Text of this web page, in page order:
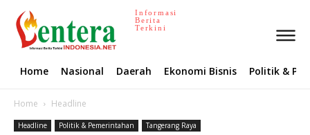
Informasi
Berita
Terkini
Home Nasional Daerah Ekonomi Bisnis Politik &
Home Headline
Headline Politik & Pemerintahan Tangerang Raya